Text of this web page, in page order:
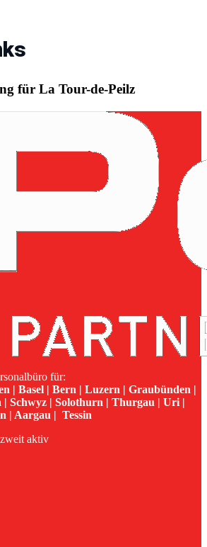
für La Tour-de-Peilz
für:
| Basel | Bern | Luzern | Graubünden |
| Schwyz | Solothurn | Thurgau | Uri |
| Aargau | Tessin
aktiv